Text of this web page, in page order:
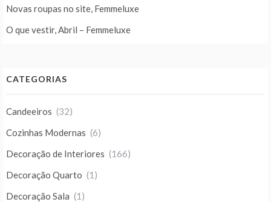
Novas roupas no site, Femmeluxe
O que vestir, Abril – Femmeluxe
CATEGORIAS
Candeeiros (32)
Cozinhas Modernas (6)
Decoração de Interiores (166)
Decoração Quarto (1)
Decoração Sala (1)